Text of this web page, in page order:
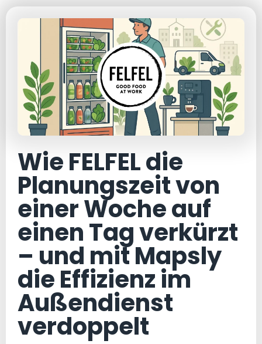
Wie FELFEL die
Planungszeit von
einer Woche auf
einen Tag verkürzt
– und mit Mapsly
die Effizienz im
Außendienst
verdoppelt